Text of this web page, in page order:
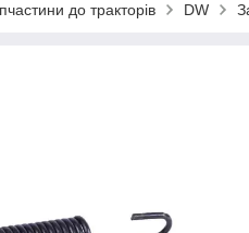
до тракторів DW